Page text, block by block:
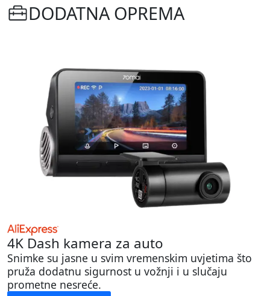
DODATNA OPREMA
4K Dash kamera za auto
Snimke su jasne u svim vremenskim uvjetima što
pruža dodatnu sigurnost u vožnji i u slučaju
prometne nesreće.